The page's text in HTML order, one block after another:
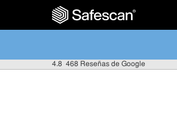
4.8 468 Reseñas de Google